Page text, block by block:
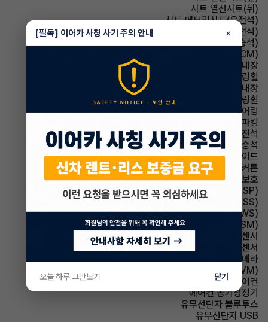
시트 열선시트(뒤)
시트 메모리시트(운전석)
시트 통풍시트(운전석)
시트 통풍시트(동승석)
룸미러 전자식 룸미러(ECM)
룸미러 하이패스 내장
스티어링휠 가죽스티어링휠
스티어링휠 열선내장
스티어링휠 속도감응식 스티어링휠
스티어링휠 텔레스코픽 스티어링
파킹 전자식 파킹
에어백 운전석
에어백 동승석
에어백 사이드
에어백 커튼
에어백 무릎보호
주행안전 차체자세제어장치(VDC,ESC,ESP)
주행안전 급제동경보시스템(ESS)
주행안전 차선이탈경보(LDWS)
주행안전 샤시 통합 제어 시스템(VSM)
주차보조 전방감지센서
주차보조 후방감지센서
주차보조 후방카메라
주차보조 어라운드뷰(AVM)
에어컨 풀오토에어컨
에어컨 공기청정기
유무선단자 블루투스
유무선단자 USB
[필독] 이어카 사칭 사기 주의 안내 ×
오늘 하루 그만보기 닫기